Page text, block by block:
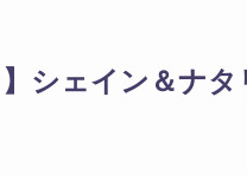
シェイン＆ナタ